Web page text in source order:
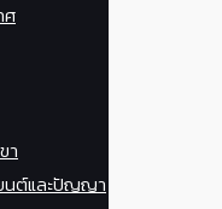
ศ
า
นต์และปัญญา